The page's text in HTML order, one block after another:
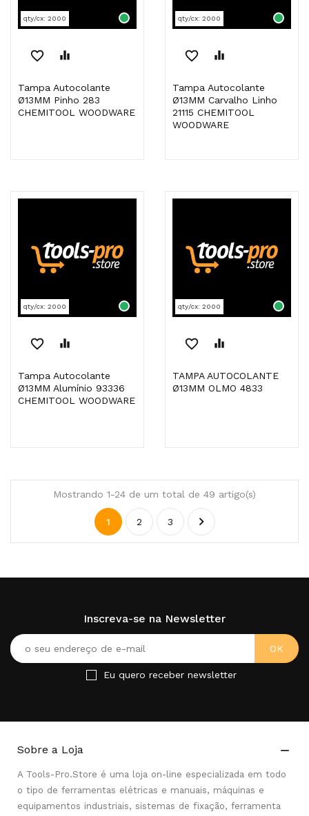
qty/cx: 2000
favorite_border equalizer
Tampa Autocolante
Ø13MM Pinho 283
CHEMITOOL WOODWARE
qty/cx: 2000
favorite_border equalizer
Tampa Autocolante
Ø13MM Carvalho Linho
21115 CHEMITOOL
WOODWARE
qty/cx: 2000
favorite_border equalizer
Tampa Autocolante
Ø13MM Alumínio 93336
CHEMITOOL WOODWARE
qty/cx: 2000
favorite_border equalizer
TAMPA AUTOCOLANTE
Ø13MM OLMO 4833
Mostrando 1-24 de um total de 49 artigo(s)
1 2 3 
Inscreva-se na Newsletter
Eu quero receber newsletter
Sobre a Loja 
A Tools-Pro.Store é uma loja on-line especializada em todo
o tipo de ferramentas elétricas e manuais, máquinas e
equipamentos industriais, sistemas de fixação, ferramenta